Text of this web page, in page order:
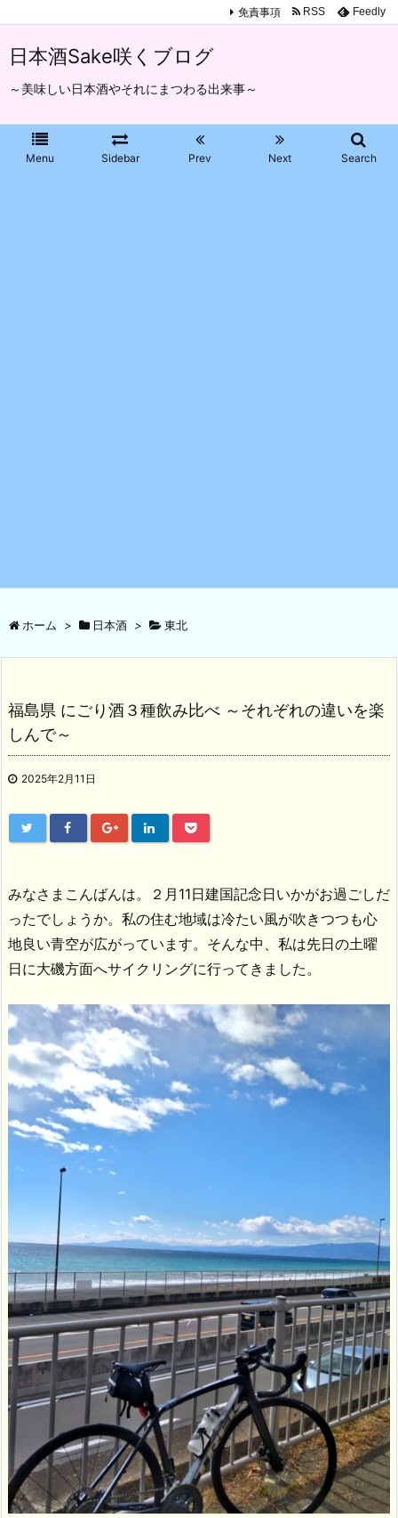
日本酒Sake咲くブログ
～美味しい日本酒やそれにまつわる出来事～
Menu Sidebar Prev Next Search
免責事項 RSS Feedly
ホーム > 日本酒 > 東北
福島県 にごり酒３種飲み比べ ～それぞれの違いを楽
しんで～
2025年2月11日
みなさまこんばんは。２月11日建国記念日いかがお過ごしだ
ったでしょうか。私の住む地域は冷たい風が吹きつつも心
地良い青空が広がっています。そんな中、私は先日の土曜
日に大磯方面へサイクリングに行ってきました。